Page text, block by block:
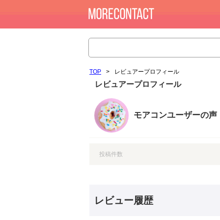
TOP > レビュアープロフィール
レビュアープロフィール
モアコンユーザーの声
投稿件数
レビュー履歴